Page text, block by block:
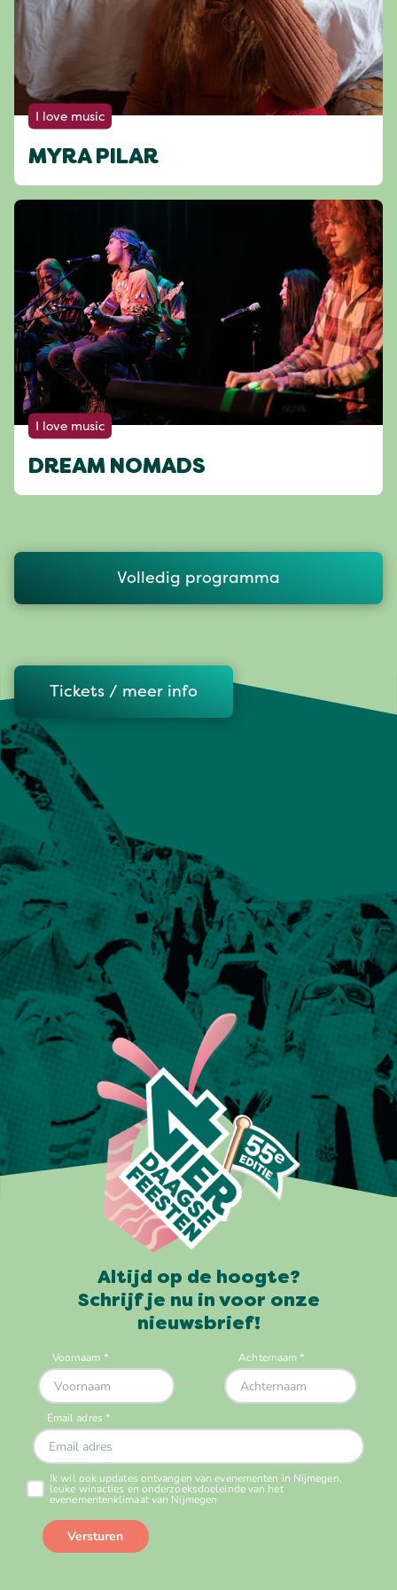
Tickets / meer info
I love music
MYRA PILAR
I love music
DREAM NOMADS
Volledig programma
Altijd op de hoogte?
Schrijf je nu in voor onze
nieuwsbrief!